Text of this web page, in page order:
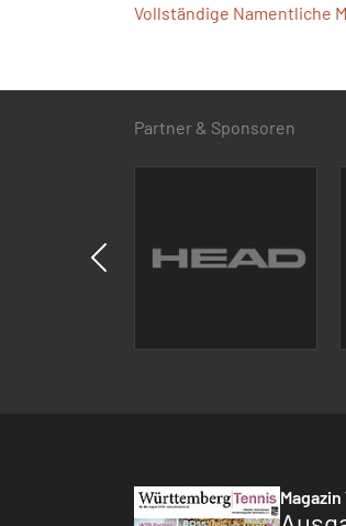
Vollständige Namentliche
Partner & Sponsoren